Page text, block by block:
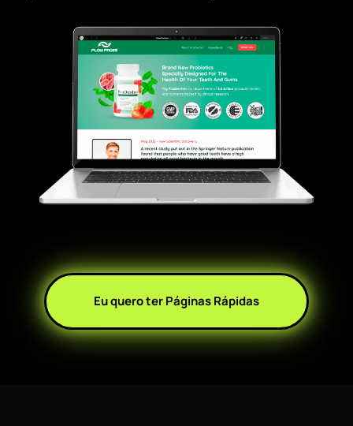
Eu quero ter Páginas Rápidas